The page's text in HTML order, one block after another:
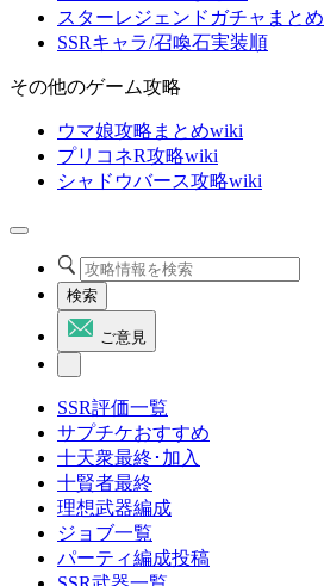
スターレジェンドガチャまとめ
SSRキャラ/召喚石実装順
その他のゲーム攻略
ウマ娘攻略まとめwiki
プリコネR攻略wiki
シャドウバース攻略wiki
検索
ご意見
SSR評価一覧
サプチケおすすめ
十天衆最終･加入
十賢者最終
理想武器編成
ジョブ一覧
パーティ編成投稿